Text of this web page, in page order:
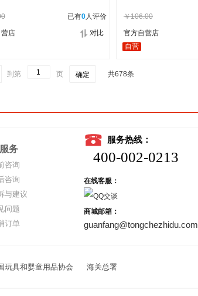
已有0人评价
店
对比
￥106.00
官方自营店
自营
到第 页 确定 共678条
务
咨询
咨询
与建议
问题
订单
服务热线：
400-002-0213
在线客服：
商城邮箱：
guanfang@tongchezhidu.com
玩具和婴童用品协会 海关总署